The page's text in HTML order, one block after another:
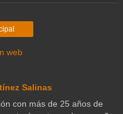
web
Salinas
con más de 25 años de